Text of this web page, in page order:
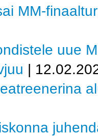
MM-
uue
|